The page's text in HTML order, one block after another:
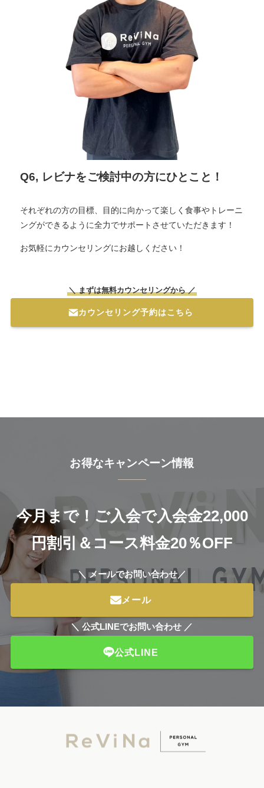
Q6, レビナをご検討中の方にひとこと！
それぞれの方の目標、目的に向かって楽しく食事やトレーニ
ングができるように全力でサポートさせていただきます！
お気軽にカウンセリングにお越しください！
＼ まずは無料カウンセリングから ／
カウンセリング予約はこちら
お得なキャンペーン情報
今月まで！ご入会で入会金22,000
円割引＆コース料金20％OFF
＼ メールでお問い合わせ／
メール
＼ 公式LINEでお問い合わせ ／
公式LINE